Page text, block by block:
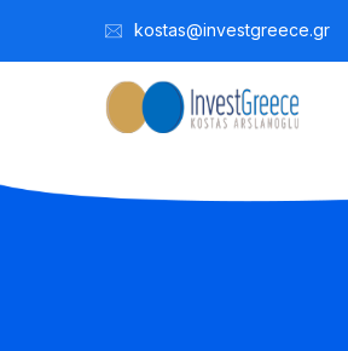
kostas@investgreece.gr